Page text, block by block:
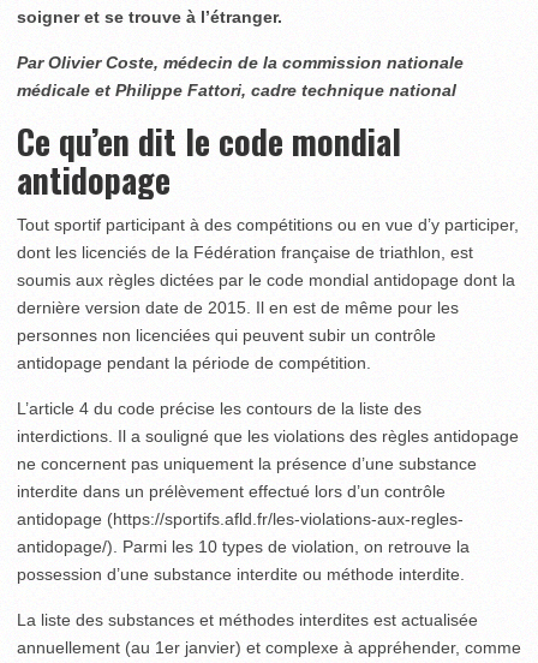
soigner et se trouve à l’étranger.
Par Olivier Coste, médecin de la commission nationale
médicale et Philippe Fattori, cadre technique national
Ce qu’en dit le code mondial
antidopage
Tout sportif participant à des compétitions ou en vue d’y participer,
dont les licenciés de la Fédération française de triathlon, est
soumis aux règles dictées par le code mondial antidopage dont la
dernière version date de 2015. Il en est de même pour les
personnes non licenciées qui peuvent subir un contrôle
antidopage pendant la période de compétition.
L’article 4 du code précise les contours de la liste des
interdictions. Il a souligné que les violations des règles antidopage
ne concernent pas uniquement la présence d’une substance
interdite dans un prélèvement effectué lors d’un contrôle
antidopage (https://sportifs.afld.fr/les-violations-aux-regles-
antidopage/). Parmi les 10 types de violation, on retrouve la
possession d’une substance interdite ou méthode interdite.
La liste des substances et méthodes interdites est actualisée
annuellement (au 1er janvier) et complexe à appréhender, comme